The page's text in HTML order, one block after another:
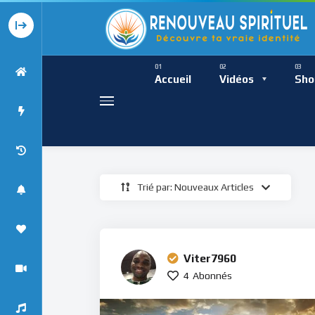
Accueil Vidéos
Présence
Présence
Trié par: Nouveaux Articles
Viter7960
4 Abonnés